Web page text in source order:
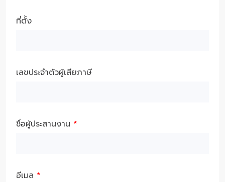
ที่ตั้ง
เลขประจำตัวผู้เสียภาษี
ชื่อผู้ประสานงาน *
อีเมล *